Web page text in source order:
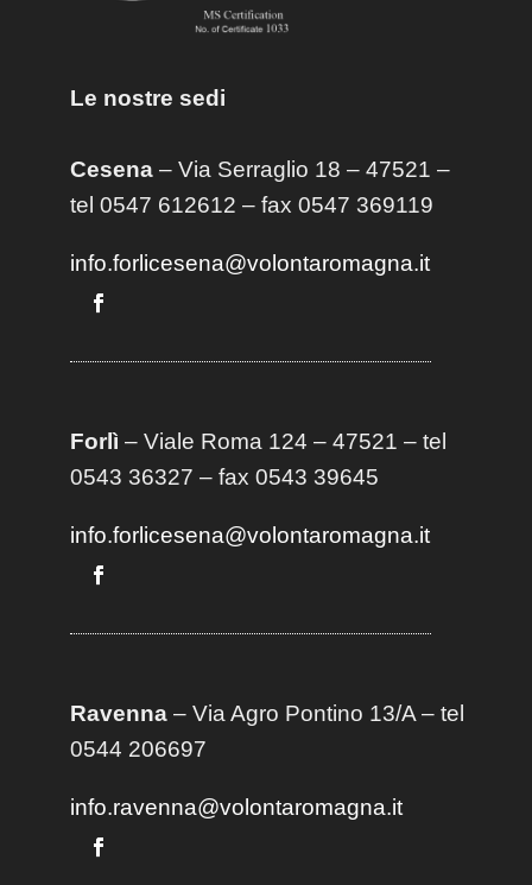
Le nostre sedi
Cesena– Via Serraglio 18 – 47521 –
tel 0547 612612 – fax 0547 369119
info.forlicesena@volontaromagna.it
Forlì – Viale Roma 124 – 47521 – tel
0543 36327 – fax 0543 39645
info.forlicesena@volontaromagna.it
Ravenna– Via Agro Pontino 13/A– tel
0544 206697
info.ravenna@volontaromagna.it